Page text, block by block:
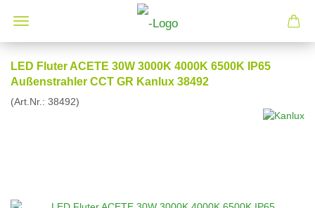
LED Fluter ACETE 30W 3000K 4000K 6500K IP65
Außenstrahler CCT GR Kanlux 38492
(Art.Nr.: 38492)